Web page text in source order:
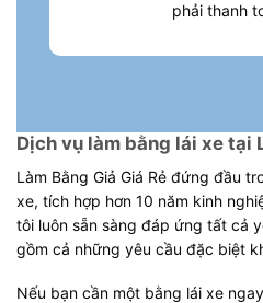
phải thanh
Dịch vụ làm bằng lái xe tại
Làm Bằng Giả Giá Rẻ đứng đầu
xe, tích hợp hơn 10 năm kinh
tôi luôn sẵn sàng đáp ứng tất cả
gồm cả những yêu cầu đặc biệt
Nếu bạn cần một bằng lái xe